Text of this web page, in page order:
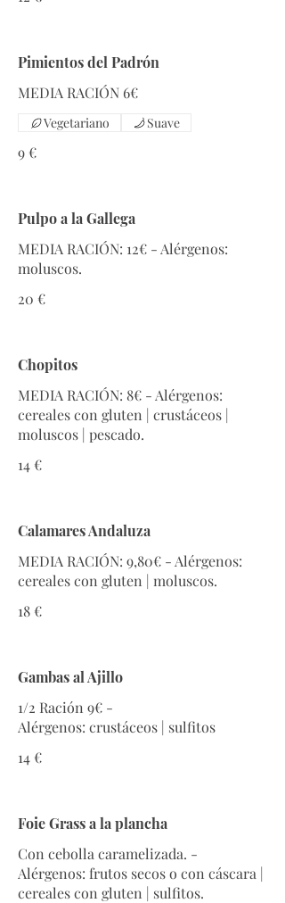
Pimientos del Padrón
MEDIA RACIÓN 6€
9 €
Vegetariano Suave
Pulpo a la Gallega
MEDIA RACIÓN: 12€ - Alérgenos:
moluscos.
20 €
Chopitos
MEDIA RACIÓN: 8€ - Alérgenos:
cereales con gluten | crustáceos |
14 €
Calamares Andaluza
MEDIA RACIÓN: 9,80€ - Alérgenos:
18 €
Gambas al Ajillo
1/2 Ración 9€ -
Alérgenos: crustáceos | sulfitos
14 €
Foie Grass a la plancha
Con cebolla caramelizada. -
Alérgenos: frutos secos o con cáscara |
cereales con gluten | sulfitos.